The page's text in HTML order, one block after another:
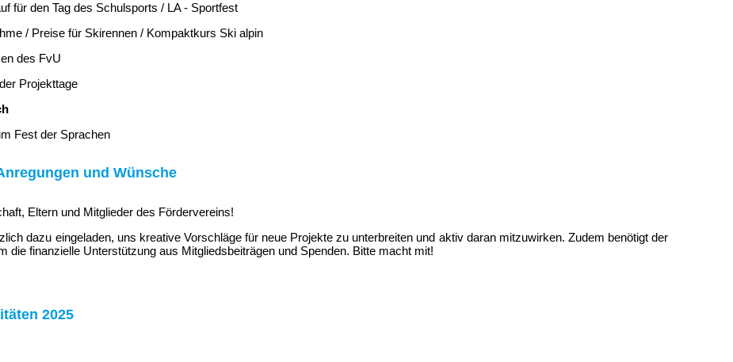
für den Tag des Schulsports / LA - Sportfest
/ Preise für Skirennen / Kompaktkurs Ski alpin
des FvU
Projekttage
Fest der Sprachen
und Wünsche
Eltern und Mitglieder des Fördervereins!
dazu eingeladen, uns kreative Vorschläge für neue Projekte zu unterbreiten und aktiv daran mitzuwirken. Zudem benötigt der
die finanzielle Unterstützung aus Mitgliedsbeiträgen und Spenden. Bitte macht mit!
2025